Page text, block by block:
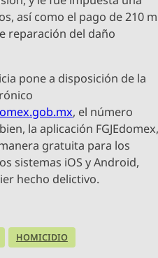
así como el pago de 210
reparación del daño
pone a disposición de la
, el número
la aplicación
gratuita para los
sistemas iOS y Android,
hecho delictivo.
HOMICIDIO